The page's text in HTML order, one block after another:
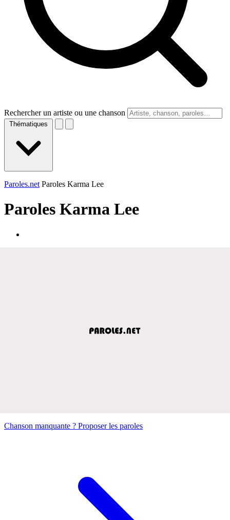
Rechercher un artiste ou une chanson
Thématiques
Paroles.net Paroles Karma Lee
Paroles Karma Lee
Chanson manquante ? Proposer les paroles